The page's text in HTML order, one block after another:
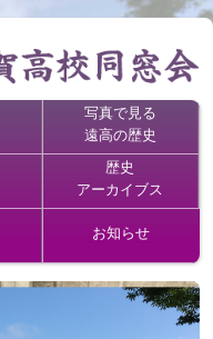
写真で見る
遠高の歴史
歴史
アーカイブス
お知らせ